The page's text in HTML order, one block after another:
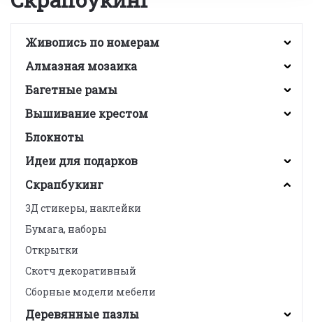
Живопись по номерам
Алмазная мозаика
Багетные рамы
Вышивание крестом
Блокноты
Идеи для подарков
Скрапбукинг
3Д стикеры, наклейки
Бумага, наборы
Открытки
Скотч декоративный
Сборные модели мебели
Деревянные пазлы